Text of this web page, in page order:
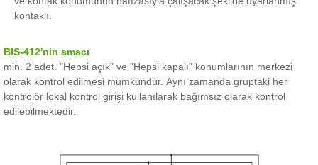
kontaklı.
BIS-412'nin amacı
min. 2 adet. "Hepsi açık" ve "Hepsi kapalı" konumlarının merkezi
olarak kontrol edilmesi mümkündür. Aynı zamanda gruptaki her
kontrolör lokal kontrol girişi kullanılarak bağımsız olarak kontrol
edilebilmektedir.